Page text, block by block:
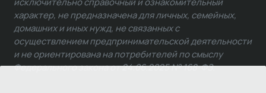
характер, не предназначена для личных, семейных,
домашних и иных нужд, не связанных с
осуществлением предпринимательской деятельности
и не ориентирована на потребителей по смыслу
Федерального закона от 24.06.2025 № 168-ФЗ.